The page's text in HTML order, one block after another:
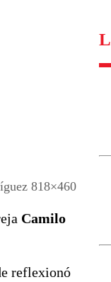
818×460
Camilo
reflexionó